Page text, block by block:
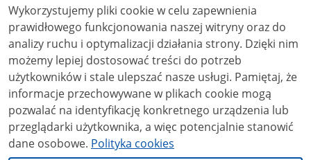
niekomercyjne - bez utworów zależnych 4.0 (CC BY-
NC-ND 4.0), o ile nie jest to stwierdzone inaczej.
Wykorzystujemy pliki cookie w celu zapewnienia
prawidłowego funkcjonowania naszej witryny oraz do
analizy ruchu i optymalizacji działania strony. Dzięki nim
możemy lepiej dostosować treści do potrzeb
użytkowników i stale ulepszać nasze usługi. Pamiętaj, że
informacje przechowywane w plikach cookie mogą
pozwalać na identyfikację konkretnego urządzenia lub
przeglądarki użytkownika, a więc potencjalnie stanowić
dane osobowe. Polityka cookies